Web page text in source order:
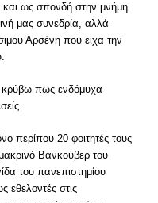
και ως σπονδή στην μνήμη
μας συνεδρία, αλλά
Αρσένη που είχα την
κρύβω πως ενδόμυχα
περίπου 20 φοιτητές τους
Βανκούβερ του
του πανεπιστημίου
εθελοντές στις